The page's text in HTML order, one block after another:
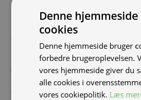
Tromox MINO Premium 31 Youth
19.000,00 kr. Inkl. moms.
Vejl. inkl. moms.
Denne
cookies
Denne hjemmeside bruger
forbedre brugeroplevelsen.
vores hjemmeside giver du
alle cookies i
vores cookiepolitik. Læs